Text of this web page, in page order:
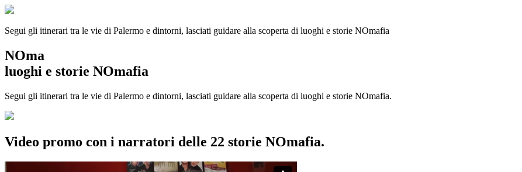
Segui gli itinerari tra le vie di Palermo e dintorni, lasciati guidare alla scoperta di luoghi e storie NOmafia
NOma
luoghi e storie NOmafia
Segui gli itinerari tra le vie di Palermo e dintorni, lasciati guidare alla scoperta di luoghi e storie NOmafia.
Video promo con i narratori delle 22 storie NOmafia.